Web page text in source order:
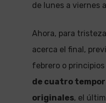
de lunes a viernes
Ahora, para
acerca el final,
febrero o principios
de cuatro
originales, el